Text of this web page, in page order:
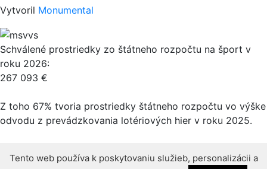
Vytvoril Monumental
Schválené prostriedky zo štátneho rozpočtu na šport v
roku 2026:
267 093 €
Z toho 67% tvoria prostriedky štátneho rozpočtu vo výške
odvodu z prevádzkovania lotériových hier v roku 2025.
Tento web používa k poskytovaniu služieb, personalizácii a
Tento web používa k poskytovaniu služieb, personalizácii a